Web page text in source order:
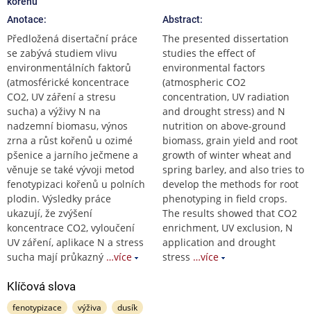
Anotace:
Předložená disertační práce
se zabývá studiem vlivu
environmentálních faktorů
(atmosférické koncentrace
CO2, UV záření a stresu
sucha) a výživy N na
nadzemní biomasu, výnos
zrna a růst kořenů u ozimé
pšenice a jarního ječmene a
věnuje se také vývoji metod
fenotypizaci kořenů u polních
plodin. Výsledky práce
ukazují, že zvýšení
koncentrace CO2, vyloučení
UV záření, aplikace N a stress
sucha mají průkazný …více
Abstract:
The presented dissertation
studies the effect of
environmental factors
(atmospheric CO2
concentration, UV radiation
and drought stress) and N
nutrition on above-ground
biomass, grain yield and root
growth of winter wheat and
spring barley, and also tries to
develop the methods for root
phenotyping in field crops.
The results showed that CO2
enrichment, UV exclusion, N
application and drought
stress …více
Klíčová slova
fenotypizace výživa dusík